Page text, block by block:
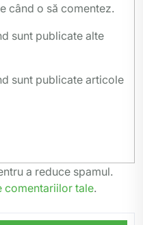
când o să comentez.
sunt publicate alte
sunt publicate articole
a reduce spamul.
comentariilor tale.